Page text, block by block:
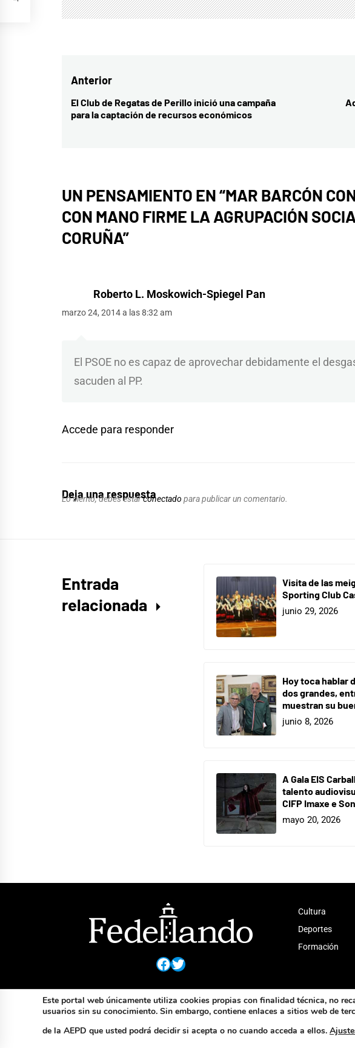
Navegación
de
entradas
Anterior
Entrada
anterior:
El Club de Regatas de Perillo inició una campaña
para la captación de recursos económicos
UN PENSAMIENTO EN “MAR BARCÓN
CON MANO FIRME LA AGRUPACIÓN
CORUÑA”
Roberto L. Moskowich-Spiegel Pan
marzo 24, 2014 a las 8:32 am
El PSOE no es capaz de aprovechar debidamente el
sacuden al PP.
Accede para responder
Deja una respuesta
Lo siento, debes estarconectado para publicar un comentario.
Entrada
relacionada
Visita de las
Sporting Club
junio 29, 2026
Hoy toca hablar
dos grandes,
muestran su
junio 8, 2026
A Gala EIS
talento
CIFP Imaxe e Son
mayo 20, 2026
Facebook
Twitter
Cultura
Deportes
Formación
Este portal web únicamente utiliza cookies propias con finalidad técnica, no
usuarios sin su conocimiento. Sin embargo, contiene enlaces a sitios web de
de la AEPD que usted podrá decidir si acepta o no cuando acceda a ellos.